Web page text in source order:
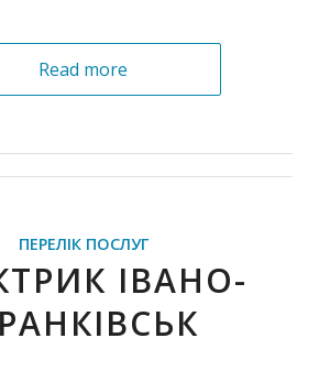
Read more
ПЕРЕЛІК ПОСЛУГ
ІВАНО-